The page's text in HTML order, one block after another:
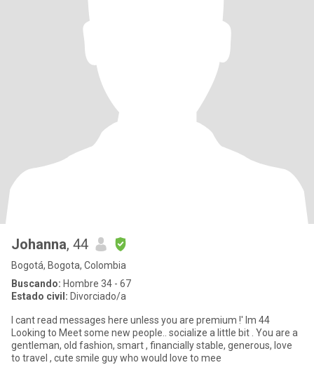
Johanna, 44
Bogotá, Bogota, Colombia
Buscando: Hombre 34 - 67
Estado civil: Divorciado/a
I cant read messages here unless you are premium !' Im 44
Looking to Meet some new people.. socialize a little bit . You are a
gentleman, old fashion, smart , financially stable, generous, love
to travel , cute smile guy who would love to mee